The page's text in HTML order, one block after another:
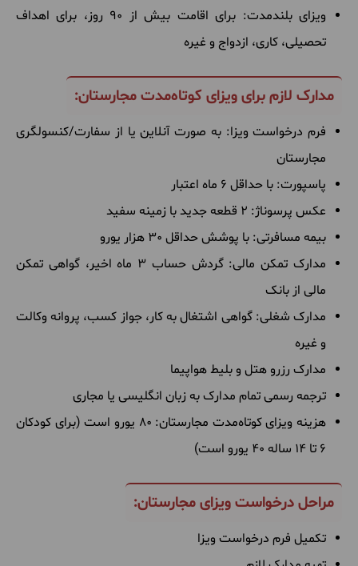
ویزای بلندمدت: برای اقامت بیش از 90 روز، برای اهداف
تحصیلی، کاری، ازدواج و غیره
مدارک لازم برای ویزای کوتاه‌مدت مجارستان:
فرم درخواست ویزا: به صورت آنلاین یا از سفارت/کنسولگری
مجارستان
پاسپورت: با حداقل 6 ماه اعتبار
عکس پرسوناژ: 2 قطعه جدید با زمینه سفید
بیمه مسافرتی: با پوشش حداقل 30 هزار یورو
مدارک تمکن مالی: گردش حساب 3 ماه اخیر، گواهی تمکن
مالی از بانک
مدارک شغلی: گواهی اشتغال به کار، جواز کسب، پروانه وکالت
و غیره
مدارک رزرو هتل و بلیط هواپیما
ترجمه رسمی تمام مدارک به زبان انگلیسی یا مجاری
هزینه ویزای کوتاه‌مدت مجارستان: 80 یورو است (برای کودکان
6 تا 14 ساله 40 یورو است)
مراحل درخواست ویزای مجارستان:
تکمیل فرم درخواست ویزا